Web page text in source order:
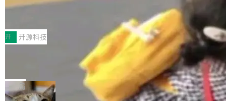
传输性能最高提升5倍。UCL-MPComm底层基
于自研UCL-Engine通信引擎，后续腾讯网平将
持续开源更多基于UCL-Engine的高性能通信组
件。 腾讯网平团队在UCL-MPComm中实现了一
个独立于业务线程的全局通信引擎（Engine），
创新与落地成效成功入选。 全链路私有化部署，
助力企业AI研发安全落地 当前，越来越多企业已
经开始引入 AI Coding 工具，通过调用公有云模
型或企业内部部署模型提升研发效率。但随着 AI
Coding 从个人辅助工具逐步走向团队级、组织
级应用，企业在规模化落地过程中，对安全性、
可控性和代码质量提出了更高要求。 首先是数据
安全与合规要求。对于大多数普通研发场景，公
深信服AI算力网关入选工信部人工智能
前不久，工业和信息化部正式发布《2025年人工
智能应用典型案例名单》，集中展示人工智能在
各领域的应用成果，覆盖技术底座、行业赋能、
产品应用、支撑保障、专题等五大方向。深信服
AI算力网关（AI创新平台）成功入选！ 随着各行
各业的Agent走向规模化建设，算力构成形态逐
渐丰富，用户关注的重点也在发生变化：不只是
开 开源科技
Jeff Dean 离开 Google：一个时代的结
束，一个实验室的开始
Google 员工编号 20。MapReduce 作者之一。
Bigtable 作者之一。TensorFlow 的作者之一。
Gemini 的架构师。Google 首席科学家。 Jeff D
局